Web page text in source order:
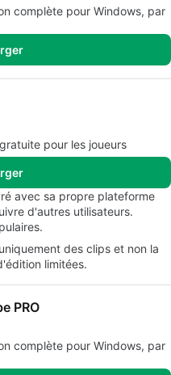
complète pour Windows, par
pour les joueurs
avec sa propre plateforme
d'autres utilisateurs.
des clips et non la
limitées.
PRO
complète pour Windows, par